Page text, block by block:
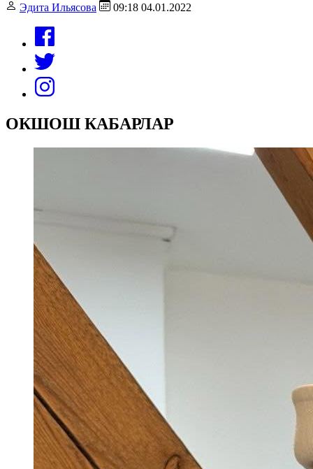
Эдита Ильясова 09:18 04.01.2022
ОКШОШ КАБАРЛАР